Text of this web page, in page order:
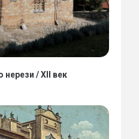
нерези / XII век